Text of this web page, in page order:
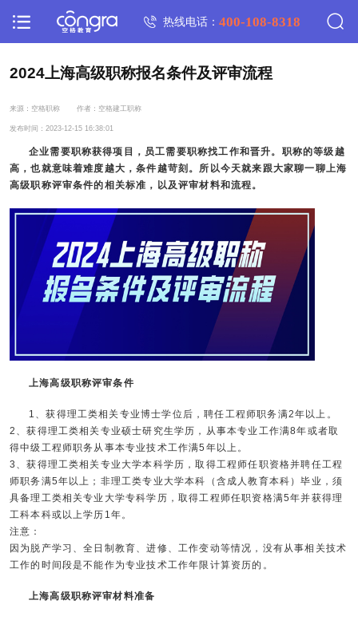
热线电话：400-108-8318
2024上海高级职称报名条件及评审流程
来源：空格职称 作者：空格建工职称
发布时间：2023-12-15 16:38:01
企业需要职称获得项目，员工需要职称找工作和晋升。职称的等级越
高，也就意味着难度越大，条件越苛刻。所以今天就来跟大家聊一聊上海
高级职称评审条件的相关标准，以及评审材料和流程。
上海高级职称评审条件
1、获得理工类相关专业博士学位后，聘任工程师职务满2年以上。
2、获得理工类相关专业硕士研究生学历，从事本专业工作满8年或者取
得中级工程师职务从事本专业技术工作满5年以上。
3、获得理工类相关专业大学本科学历，取得工程师任职资格并聘任工程
师职务满5年以上；非理工类专业大学本科（含成人教育本科）毕业，须
具备理工类相关专业大学专科学历，取得工程师任职资格满5年并获得理
工科本科或以上学历1年。
注意：
因为脱产学习、全日制教育、进修、工作变动等情况，没有从事相关技术
工作的时间段是不能作为专业技术工作年限计算资历的。
上海高级职称评审材料准备